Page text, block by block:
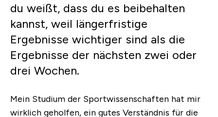
du weißt, dass du es beibehalten
kannst, weil längerfristige
Ergebnisse wichtiger sind als die
Ergebnisse der nächsten zwei oder
drei Wochen.
Mein Studium der Sportwissenschaften hat mir
wirklich geholfen, ein gutes Verständnis für die